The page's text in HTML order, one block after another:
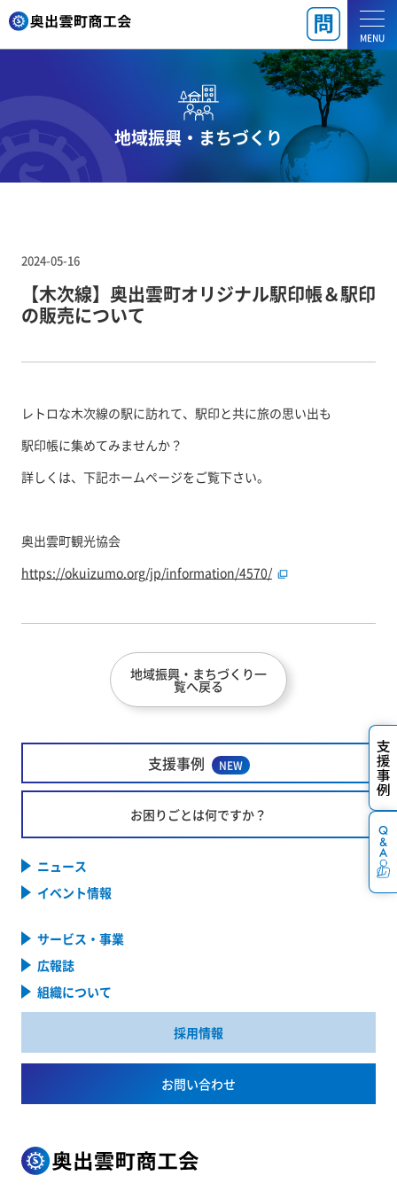
MENU
地域振興・まちづくり
2024-05-16
【木次線】奥出雲町オリジナル駅印帳＆駅印
の販売について
レトロな木次線の駅に訪れて、駅印と共に旅の思い出も
駅印帳に集めてみませんか？
詳しくは、下記ホームページをご覧下さい。
奥出雲町観光協会
https://okuizumo.org/jp/information/4570/
地域振興・まちづくり一
覧へ戻る
支援事例 NEW
お困りごとは何ですか？
ニュース
イベント情報
サービス・事業
広報誌
組織について
採用情報
お問い合わせ